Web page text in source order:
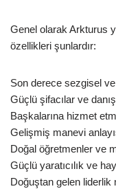
Genel olarak Arkturus
özellikleri şunlardır:
Son derece sezgisel
Güçlü şifacılar ve
Başkalarına hizmet
Gelişmiş manevi
Doğal öğretmenler ve
Güçlü yaratıcılık ve
Doğuştan gelen liderlik